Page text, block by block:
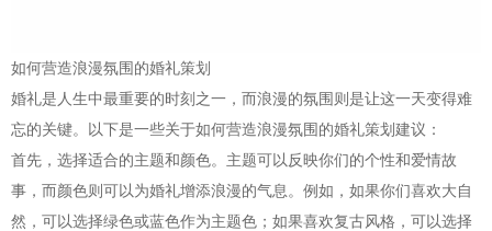
如何营造浪漫氛围的婚礼策划
婚礼是人生中最重要的时刻之一，而浪漫的氛围则是让这一天变得难
忘的关键。以下是一些关于如何营造浪漫氛围的婚礼策划建议：
首先，选择适合的主题和颜色。主题可以反映你们的个性和爱情故
事，而颜色则可以为婚礼增添浪漫的气息。例如，如果你们喜欢大自
然，可以选择绿色或蓝色作为主题色；如果喜欢复古风格，可以选择